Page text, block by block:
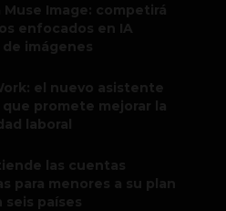
Muse Image: competirá
enfocados en IA
imágenes
el nuevo asistente
que promete mejorar la
laboral
las cuentas
para menores a su plan
países